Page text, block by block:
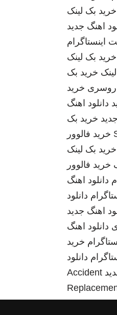
خرید بک لینک
اهنگ جدید
اینستاگرام
خرید بک لینک
خرید بک
روسری خرید
دانلود اهنگ
خرید بک
خرید فالوور
خرید بک لینک
خرید فالوور
دانلود اهنگ
دانلود
اهنگ جدید
دانلود اهنگ
خرید
دانلود
Accident